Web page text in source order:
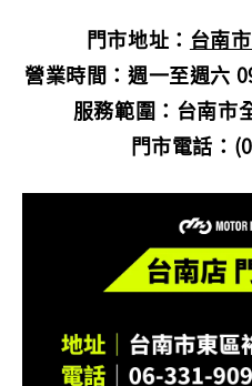
門市地址： 台南
營業時間：週一至週六
服務範圍：台南市
門市電話：